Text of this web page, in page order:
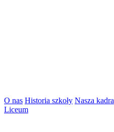
O nas Historia szkoły Nasza kadra
Liceum